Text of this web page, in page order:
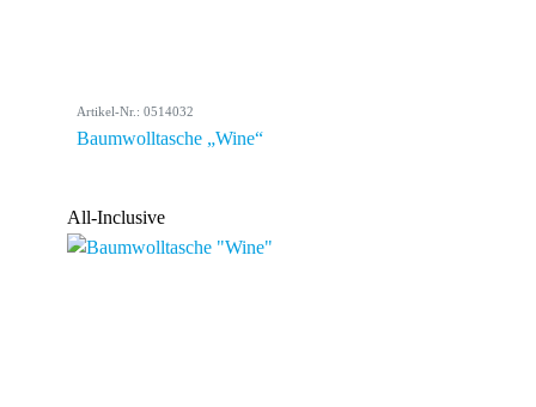
Artikel-Nr.: 0514032
Baumwolltasche „Wine“
All-Inclusive